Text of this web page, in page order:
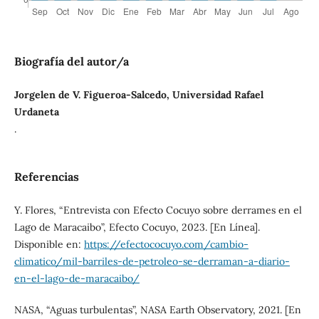
Biografía del autor/a
Jorgelen de V. Figueroa-Salcedo, Universidad Rafael
Urdaneta
.
Referencias
Y. Flores, “Entrevista con Efecto Cocuyo sobre derrames en el
Lago de Maracaibo”, Efecto Cocuyo, 2023. [En Línea].
Disponible en: https://efectococuyo.com/cambio-
climatico/mil-barriles-de-petroleo-se-derraman-a-diario-
en-el-lago-de-maracaibo/
NASA, “Aguas turbulentas”, NASA Earth Observatory, 2021. [En